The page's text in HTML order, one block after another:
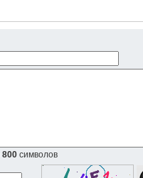
800 символов